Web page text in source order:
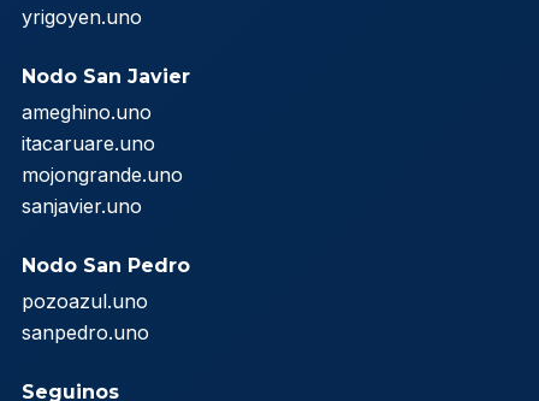
yrigoyen.uno
Nodo San Javier
ameghino.uno
itacaruare.uno
mojongrande.uno
sanjavier.uno
Nodo San Pedro
pozoazul.uno
sanpedro.uno
Seguinos